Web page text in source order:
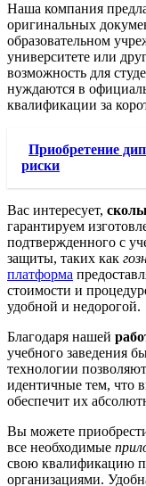
Наша компания
оригинальных
образовательном
университете или
возможность для
нуждаются в
квалификации за
Приобретение
риски
Вас интересует,
гарантируем
подтвержденного с
защиты, таких как
платформа
стоимости и
удобной и недорогой.
Благодаря нашей
учебного заведения
технологии
идентичные тем, что
обеспечит их
Вы можете
все необходимые
свою квалификацию
организациями.